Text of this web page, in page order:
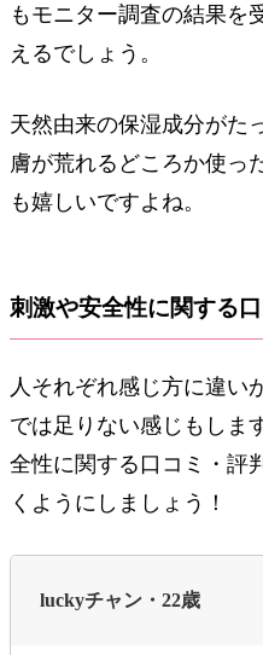
もモニター調査の結果を
えるでしょう。
天然由来の保湿成分がた
膚が荒れるどころか使っ
も嬉しいですよね。
刺激や安全性に関する
人それぞれ感じ方に違い
では足りない感じもしま
全性に関する口コミ・評
くようにしましょう！
luckyチャン・22歳